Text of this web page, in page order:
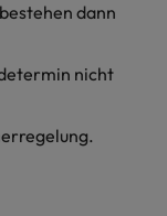
dann
nicht